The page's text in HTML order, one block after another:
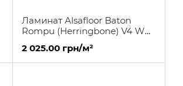
Ламинат Alsafloor Baton
Rompu (Herringbone) V4 WR
X LOCK Дуб пралин
2 025.00 грн/м²